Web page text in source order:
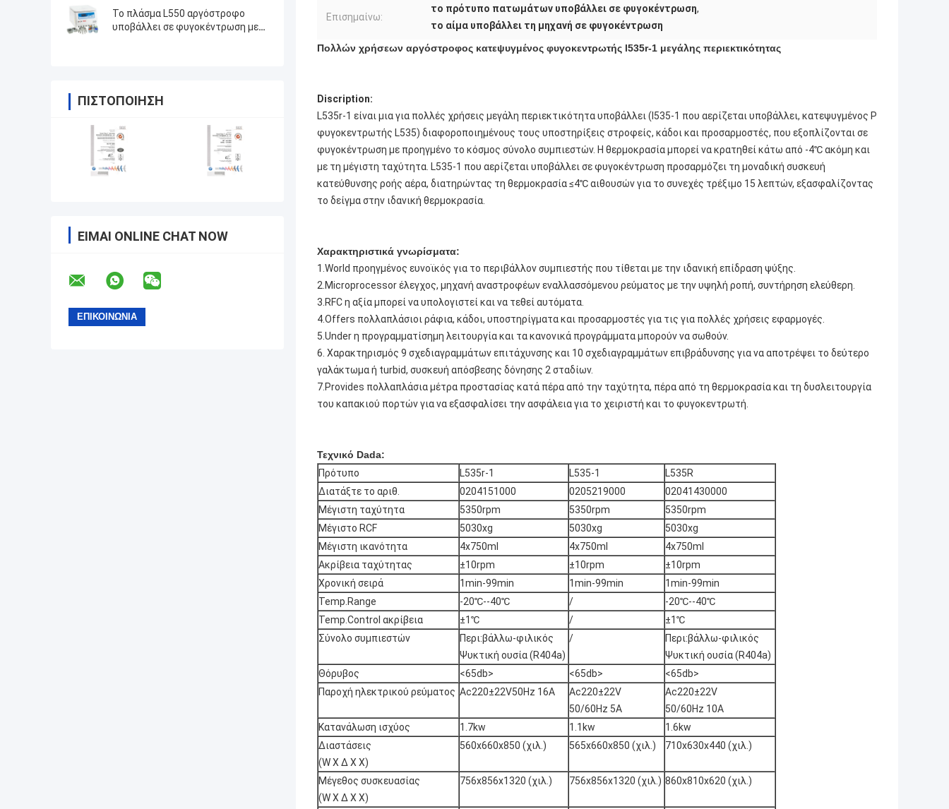
ταλάντευσης
Το πλάσμα L550 αργόστροφο
υποβάλλει σε φυγοκέντρωση με
ΠΙΣΤΟΠΟΊΗΣΗ
ΕΊΜΑΙ ONLINE CHAT NOW
Επισημαίνω:
το πρότυπο πατωμάτων υποβάλλει σε φυγοκέντρωση,
το αίμα υποβάλλει τη μηχανή σε φυγοκέντρωση
Πολλών χρήσεων αργόστροφος κατεψυγμένος φυγοκεντρωτής l535r-1 μεγάλης περιεκτικότητας
Discription:
L535r-1 είναι μια για πολλές χρήσεις μεγάλη περιεκτικότητα υποβάλλει (l535-1 που αερίζεται υποβάλλει, κατεψυγμένος Ρ
φυγοκεντρωτής L535) διαφοροποιημένους τους υποστηρίξεις στροφείς, κάδοι και προσαρμοστές, που εξοπλίζονται σε
φυγοκέντρωση με προηγμένο το κόσμος σύνολο συμπιεστών. Η θερμοκρασία μπορεί να κρατηθεί κάτω από -4℃ ακόμη και
με τη μέγιστη ταχύτητα. L535-1 που αερίζεται υποβάλλει σε φυγοκέντρωση προσαρμόζει τη μοναδική συσκευή
κατεύθυνσης ροής αέρα, διατηρώντας τη θερμοκρασία ≤4℃ αιθουσών για το συνεχές τρέξιμο 15 λεπτών, εξασφαλίζοντας
το δείγμα στην ιδανική θερμοκρασία.
Χαρακτηριστικά γνωρίσματα:
1.World προηγμένος ευνοϊκός για το περιβάλλον συμπιεστής που τίθεται με την ιδανική επίδραση ψύξης.
2.Microprocessor έλεγχος, μηχανή αναστροφέων εναλλασσόμενου ρεύματος με την υψηλή ροπή, συντήρηση ελεύθερη.
3.RFC η αξία μπορεί να υπολογιστεί και να τεθεί αυτόματα.
4.Offers πολλαπλάσιοι ράφια, κάδοι, υποστηρίγματα και προσαρμοστές για τις για πολλές χρήσεις εφαρμογές.
5.Under η προγραμματίσημη λειτουργία και τα κανονικά προγράμματα μπορούν να σωθούν.
6. Χαρακτηρισμός 9 σχεδιαγραμμάτων επιτάχυνσης και 10 σχεδιαγραμμάτων επιβράδυνσης για να αποτρέψει το δεύτερο
γαλάκτωμα ή turbid, συσκευή απόσβεσης δόνησης 2 σταδίων.
7.Provides πολλαπλάσια μέτρα προστασίας κατά πέρα από την ταχύτητα, πέρα από τη θερμοκρασία και τη δυσλειτουργία
του καπακιού πορτών για να εξασφαλίσει την ασφάλεια για το χειριστή και το φυγοκεντρωτή.
Τεχνικό Dada:
Πρότυπο
L535r-1 L535-1
L535R
Διατάξτε το αριθ.
0204151000 0205219000
02041430000
Μέγιστη ταχύτητα
5350rpm 5350rpm
5350rpm
Μέγιστο RCF
5030xg 5030xg
5030xg
Μέγιστη ικανότητα
4x750ml 4x750ml
4x750ml
Ακρίβεια ταχύτητας
±10rpm ±10rpm
±10rpm
Χρονική σειρά
1min-99min 1min-99min
1min-99min
Temp.Range
-20℃--40℃ /
-20℃--40℃
Temp.Control ακρίβεια
±1℃ /
±1℃
Σύνολο συμπιεστών
Περι:βάλλω-φιλικός
Ψυκτική ουσία (R404a)
/
Περι:βάλλω-φιλικός
Ψυκτική ουσία (R404a)
Θόρυβος
<65db> <65db>
<65db>
Παροχή ηλεκτρικού ρεύματος Ac220±22V50Hz 16A
Ac220±22V
50/60Hz 5A
Ac220±22V
50/60Hz 10A
Κατανάλωση ισχύος
1.7kw 1.1kw
1.6kw
Διαστάσεις
(W Χ Δ Χ Χ)
560x660x850 (χιλ.) 565x660x850 (χιλ.) 710x630x440 (χιλ.)
Μέγεθος συσκευασίας
(W Χ Δ Χ Χ)
756x856x1320 (χιλ.) 756x856x1320 (χιλ.) 860x810x620 (χιλ.)